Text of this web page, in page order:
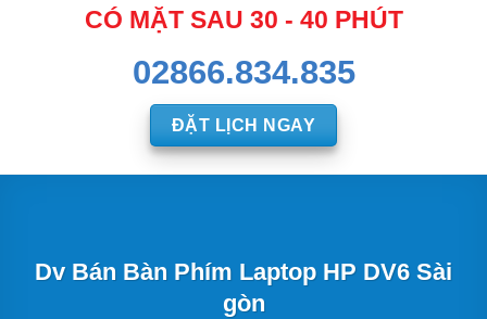
CÓ MẶT SAU 30 - 40 PHÚT
02866.834.835
ĐẶT LỊCH NGAY
Dv Bán Bàn Phím Laptop HP DV6 Sài
gòn